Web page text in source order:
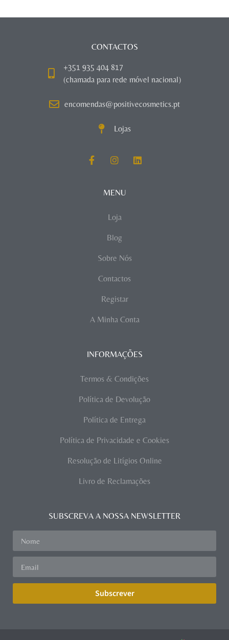
CONTACTOS
+351 935 404 817
(chamada para rede móvel nacional)
encomendas@positivecosmetics.pt
Lojas
MENU
Loja
Blog
Sobre Nós
Contactos
Registar
A Minha Conta
INFORMAÇÕES
Termos & Condições
Política de Devolução
Política de Entrega
Política de Privacidade e Cookies
Resolução de Litígios Online
Livro de Reclamações
SUBSCREVA A NOSSA NEWSLETTER
Subscrever